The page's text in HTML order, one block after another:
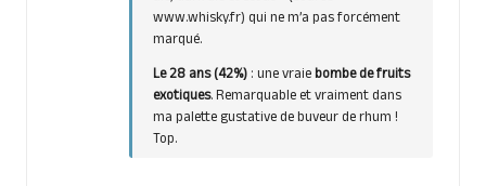
www.whisky.fr) qui ne m’a pas forcément
marqué.
Le 28 ans (42%): une vraiebombe de fruits
exotiques. Remarquable et vraiment dans
ma palette gustative de buveur de rhum !
Top.